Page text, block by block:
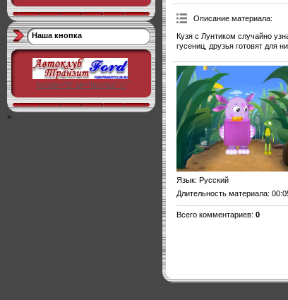
Наша кнопка
"
border="0" alt="Кнопка" />
>
Описание материала:
Кузя с Лунтиком случайно
гусениц, друзья готовят для
Язык: Русский
Длительность материала:
Всего комментариев: 0